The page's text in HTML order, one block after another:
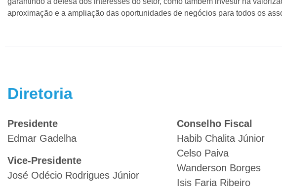
aproximação e a ampliação das oportunidades de negócios para todos os
Diretoria
Presidente
Edmar Gadelha
Vice-Presidente
José Odécio Rodrigues Júnior
Conselho Fiscal
Habib Chalita Júnior
Celso Paiva
Wanderson Borges
Isis Faria Ribeiro